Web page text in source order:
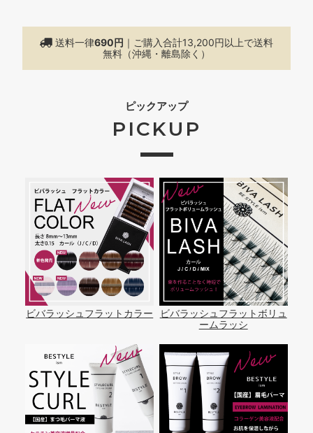
送料一律690円 ｜ご購入合計13,200円以上で送料
無料（沖縄・離島除く）
ピックアップ
PICKUP
ビバラッシュフラットカラー
ビバラッシュフラットボリュ
ームラッシ